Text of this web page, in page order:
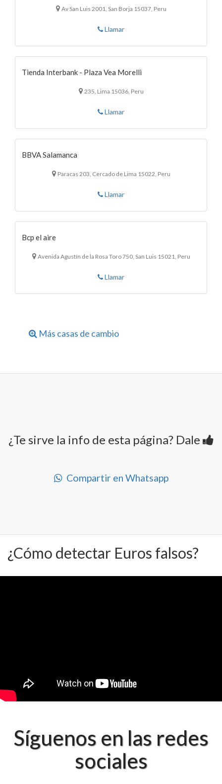
Av San Luis 2001, San Borja 15037, Peru
Llamar
Tienda Interbank - Plaza Vea Morelli
235, Lima 15036, Peru
Llamar
BBVA Salamanca
Paracas 203, Cercado de Lima 15022, Peru
Llamar
Bcp el aire
Avenida Agustín de la Rosa Toro 750, San Luis 15021, Peru
Llamar
Más casas de cambio
¿Te sirve la info de esta página? Dale
Compartir en Whatsapp
¿Cómo detectar Euros falsos?
Síguenos en las redes
sociales